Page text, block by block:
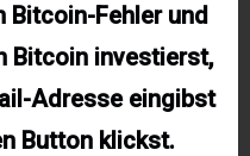
Bitcoin-Fehler und
Bitcoin investierst,
Adresse eingibst
Button klickst.